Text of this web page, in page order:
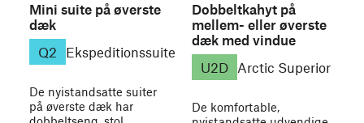
Mini suite på øverste
dæk
Q2
Ekspeditionssuite
De nyistandsatte suiter
på øverste dæk har
Dobbeltkahyt på
mellem- eller øverste
dæk med vindue
U2D Arctic Superior
De komfortable,